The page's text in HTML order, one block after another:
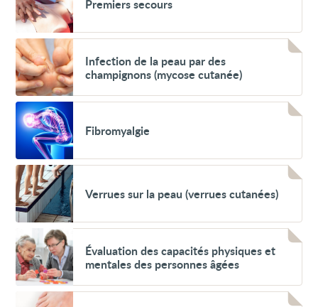
secours
Premiers secours
Voir
Infection
de
la
peau
par
des
champignons
(mycose
cutanée)
Infection de la peau par des
champignons (mycose cutanée)
Voir
Fibromyalgie
Fibromyalgie
Voir
Verrues
sur
la
peau
(verrues
cutanées)
Verrues sur la peau (verrues cutanées)
Voir
Évaluation
des
capacités
physiques
mentales
Évaluation des capacités physiques et
mentales des personnes âgées